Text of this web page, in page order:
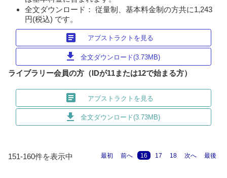
全文ダウンロード： 従量制、基本料金制の方共に1,243
円(税込) です。
article アブストラクトを見る
download 全文ダウンロード(3.73MB)
ライブラリー会員の方（IDが11または12で始まる方）
article アブストラクトを見る
download 全文ダウンロード(3.73MB)
151-160件を表示中 最初 前へ 16 17 18 次へ 最後